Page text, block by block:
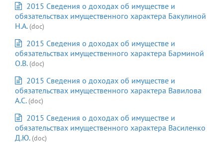
2015 Сведения о доходах об имуществе и
обязательствах имущественного характера Бакулиной
Н.А. (doc)
2015 Сведения о доходах об имуществе и
обязательствах имущественного характера Барминой
О.В. (doc)
2015 Сведения о доходах об имуществе и
обязательствах имущественного характера Вавилова
А.С. (doc)
2015 Сведения о доходах об имуществе и
обязательствах имущественного характера Василенко
Д.Ю. (doc)